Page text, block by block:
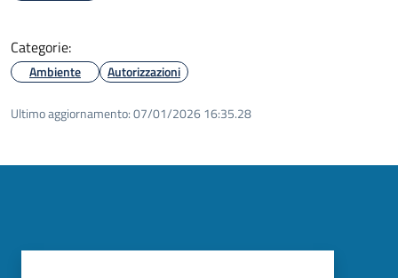
Categorie:
Ambiente Autorizzazioni
Ultimo aggiornamento:07/01/2026 16:35.28